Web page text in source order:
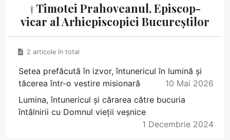
† Timotei Prahoveanul, Episcop-
vicar al Arhiepiscopiei Bucureștilor
2 articole în total
Setea prefăcută în izvor, întunericul în lumină și
tăcerea într-o vestire misionară
10 Mai 2026
Lumina, întunericul și cărarea către bucuria
întâlnirii cu Domnul vieții veșnice
1 Decembrie 2024